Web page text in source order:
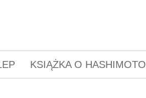
KSIĄŻKA O HASHIMOTO